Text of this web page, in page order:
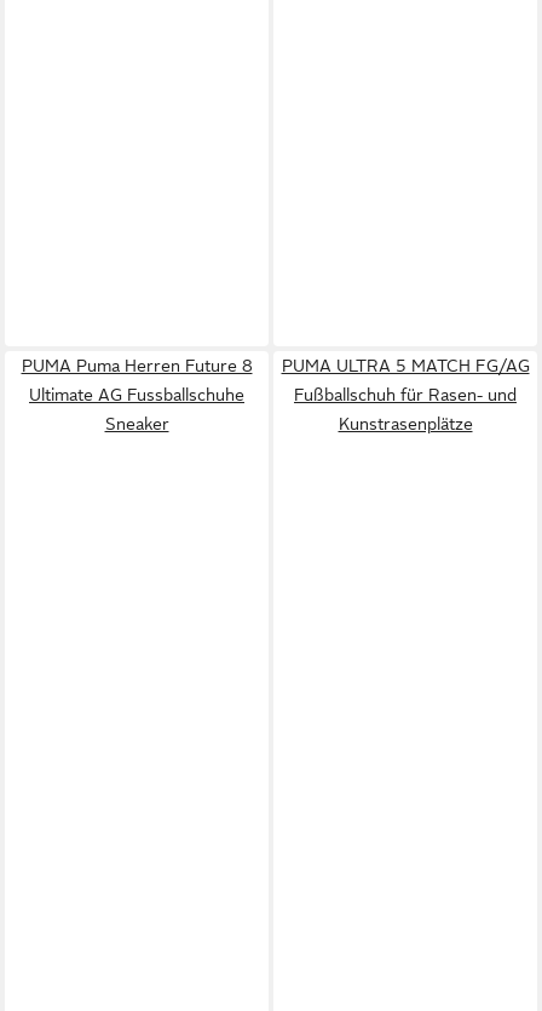
PUMA Puma Herren Future 8
Ultimate AG Fussballschuhe
Sneaker
PUMA ULTRA 5 MATCH FG/AG
Fußballschuh für Rasen- und
Kunstrasenplätze